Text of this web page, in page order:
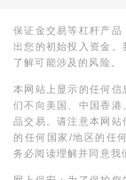
保证金交易等杠杆产品
出您的初始投入资金
了解可能涉及的风险。
本网站上显示的任何
们不向美国、中国香
品交易。请注意本网
的任何国家/地区的任
务必阅读理解并同意我